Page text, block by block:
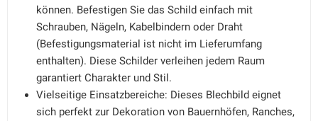
können. Befestigen Sie das Schild einfach mit
Schrauben, Nägeln, Kabelbindern oder Draht
(Befestigungsmaterial ist nicht im Lieferumfang
enthalten). Diese Schilder verleihen jedem Raum
garantiert Charakter und Stil.
Vielseitige Einsatzbereiche: Dieses Blechbild eignet
sich perfekt zur Dekoration von Bauernhöfen, Ranches,